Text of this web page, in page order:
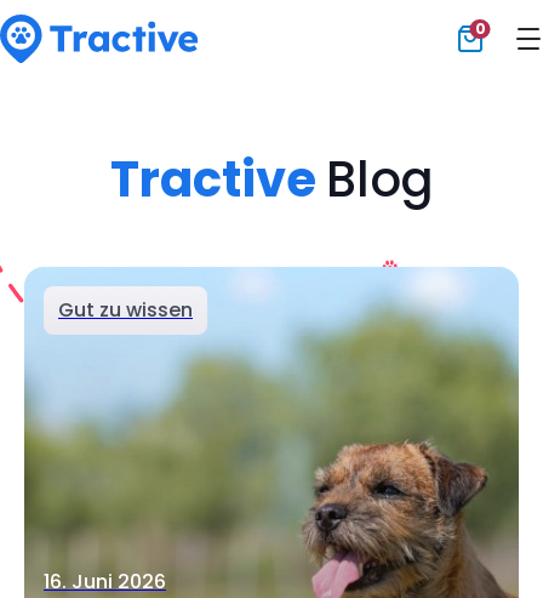
0
Tractive Blog
Gut zu wissen
16. Juni 2026